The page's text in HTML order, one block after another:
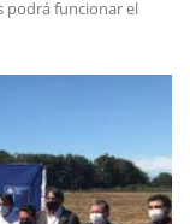
podrá funcionar el